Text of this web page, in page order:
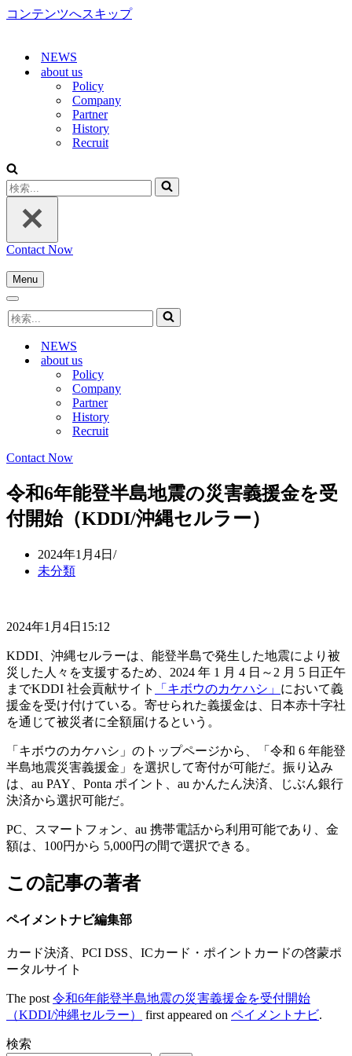
コンテンツへスキップ
NEWS
about us
Policy
Company
Partner
History
Recruit
検
索...
Contact Now
Menu
ナ
ゲ
シ
ョ
ナ
ビ
検
索...
NEWS
about us
Policy
Company
Partner
History
Recruit
Contact Now
令和6年能登半島地震の災害義援金を受
付開始（KDDI/沖縄セルラー）
2024年1月4日
未分類
2024年1月4日15:12
KDDI、沖縄セルラーは、能登半島で発生した地震により被
災した人々を支援するため、2024 年 1 月 4 日～2 月 5 日正午
までKDDI 社会貢献サイト
「キボウのカケハシ」 において義
援金を受け付けている。寄せられた義援金は、日本赤十字社
を通じて被災者に全額届けるという。
「キボウのカケハシ」のトップページから、「令和 6 年能登
半島地震災害義援金」を選択して寄付が可能だ。振り込み
は、au PAY、Ponta ポイント、au かんたん決済、じぶん銀行
決済から選択可能だ。
PC、スマートフォン、au 携帯電話から利用可能であり、金
額は、100円から 5,000円の間で選択できる。
この記事の著者
ペイメントナビ編集部
カード決済、PCI DSS、ICカード・ポイントカードの啓蒙ポ
ータルサイト
The post 令和6年能登半島地震の災害義援金を受付開始
（KDDI/沖縄セルラー）
first appeared on ペイメントナビ.
検索